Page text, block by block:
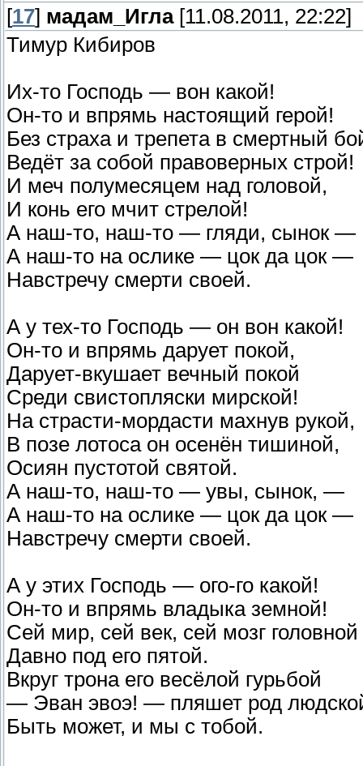
[17] мадам_Игла[11.08.2011, 22:22]
Тимур Кибиров
Их-то Господь — вон какой!
Он-то и впрямь настоящий герой!
Без страха и трепета в смертный
Ведёт за собой правоверных строй!
И меч полумесяцем над головой,
И конь его мчит стрелой!
А наш-то, наш-то — гляди, сынок —
А наш-то на ослике — цок да цок —
Навстречу смерти своей.
А у тех-то Господь — он вон какой!
Он-то и впрямь дарует покой,
Дарует-вкушает вечный покой
Среди свистопляски мирской!
На страсти-мордасти махнув рукой,
В позе лотоса он осенён тишиной,
Осиян пустотой святой.
А наш-то, наш-то — увы, сынок, —
А наш-то на ослике — цок да цок —
Навстречу смерти своей.
А у этих Господь — ого-го какой!
Он-то и впрямь владыка земной!
Сей мир, сей век, сей мозг головной
Давно под его пятой.
Вкруг трона его весёлой гурьбой
— Эван эвоэ! — пляшет род
Быть может, и мы с тобой.